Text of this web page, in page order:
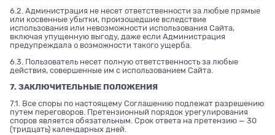
6.2. Администрация не несет ответственности за любые прямые
или косвенные убытки, произошедшие вследствие
использования или невозможности использования Сайта,
включая упущенную выгоду, даже если Администрация
предупреждала о возможности такого ущерба.
6.3. Пользователь несет полную ответственность за любые
действия, совершенные им с использованием Сайта.
7. ЗАКЛЮЧИТЕЛЬНЫЕ ПОЛОЖЕНИЯ
7.1. Все споры по настоящему Соглашению подлежат разрешению
путем переговоров. Претензионный порядок урегулирования
споров является обязательным. Срок ответа на претензию — 30
(тридцать) календарных дней.